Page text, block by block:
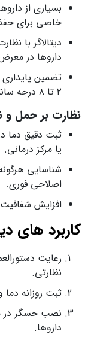
بسیاری از
خاصی برای حفظ
دیتالاگر با
داروها در
تضمین
۲ تا ۸ درجه سانتی‌گراد برای واکسن‌ها).
نظارت بر حمل‌ و
ثبت دقیق دما
یا مرکز درمانی.
شناسایی
اصلاحی فوری.
افزایش شفافیت
کاربرد های
رعایت
نظارتی.
ثبت روزانه
نصب حسگر در
داروها.